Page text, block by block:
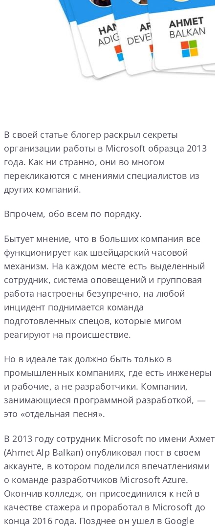
В своей статье блогер раскрыл секреты
организации работы в Microsoft образца 2013
года. Как ни странно, они во многом
перекликаются с мнениями специалистов из
других компаний.
Впрочем, обо всем по порядку.
Бытует мнение, что в больших компания все
функционирует как швейцарский часовой
механизм. На каждом месте есть выделенный
сотрудник, система оповещений и групповая
работа настроены безупречно, на любой
инцидент поднимается команда
подготовленных спецов, которые мигом
реагируют на происшествие.
Но в идеале так должно быть только в
промышленных компаниях, где есть инженеры
и рабочие, а не разработчики. Компании,
занимающиеся программной разработкой, —
это «отдельная песня».
В 2013 году сотрудник Microsoft по имени Ахмет
(Ahmet Alp Balkan) опубликовал пост в своем
аккаунте, в котором поделился впечатлениями
о команде разработчиков Microsoft Azure.
Окончив колледж, он присоединился к ней в
качестве стажера и проработал в Microsoft до
конца 2016 года. Позднее он ушел в Google